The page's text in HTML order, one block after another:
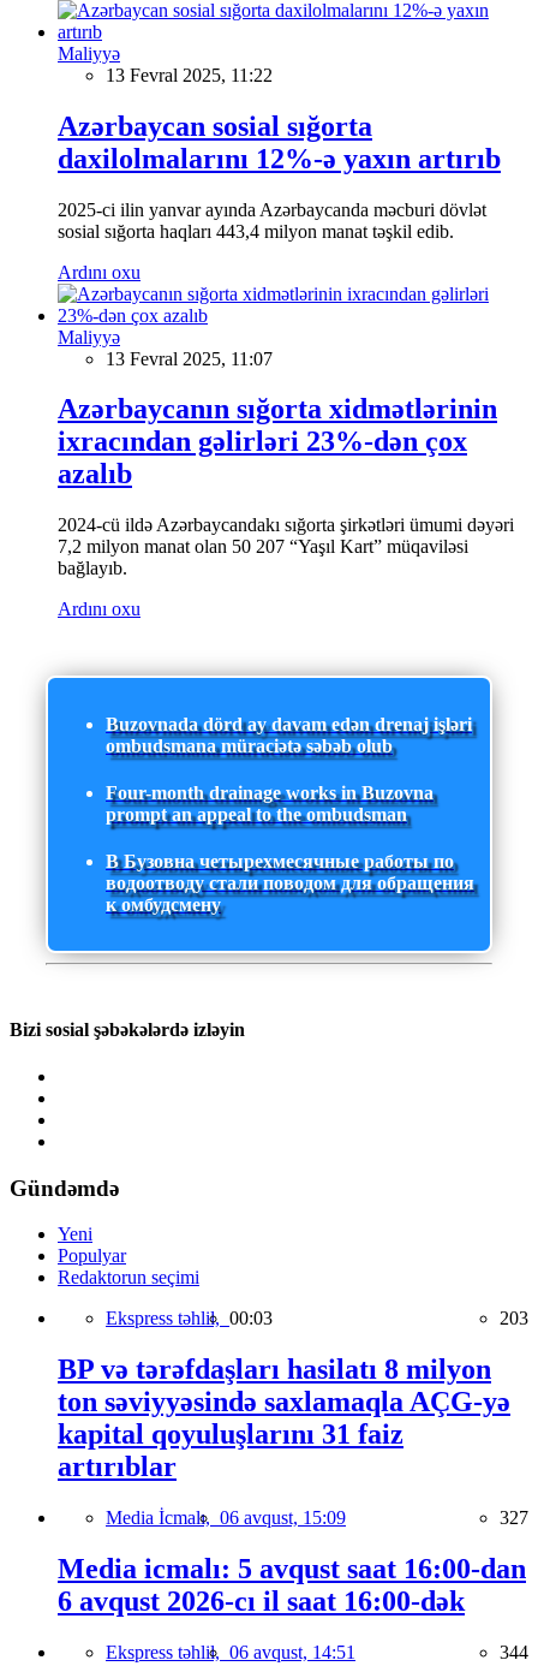
Maliyyə
13 Fevral 2025, 11:22
Azərbaycan sosial sığorta
daxilolmalarını 12%-ə yaxın artırıb
2025-ci ilin yanvar ayında Azərbaycanda məcburi dövlət
sosial sığorta haqları 443,4 milyon manat təşkil edib.
Ardını oxu
Maliyyə
13 Fevral 2025, 11:07
Azərbaycanın sığorta xidmətlərinin
ixracından gəlirləri 23%-dən çox
azalıb
2024-cü ildə Azərbaycandakı sığorta şirkətləri ümumi dəyəri
7,2 milyon manat olan 50 207 “Yaşıl Kart” müqaviləsi
bağlayıb.
Ardını oxu
Buzovnada dörd ay davam edən drenaj işləri
ombudsmana müraciətə səbəb olub
Four-month drainage works in Buzovna
prompt an appeal to the ombudsman
В Бузовна четырехмесячные работы по
водоотводу стали поводом для обращения
к омбудсмену
Bizi sosial şəbəkələrdə izləyin
Gündəmdə
Yeni
Populyar
Redaktorun seçimi
Ekspress təhlil, 00:03 203
BP və tərəfdaşları hasilatı 8 milyon
ton səviyyəsində saxlamaqla AÇG-yə
kapital qoyuluşlarını 31 faiz
artırıblar
Media İcmalı, 06 avqust, 15:09 327
Media icmalı: 5 avqust saat 16:00-dan
6 avqust 2026-cı il saat 16:00-dək
Ekspress təhlil, 06 avqust, 14:51 344